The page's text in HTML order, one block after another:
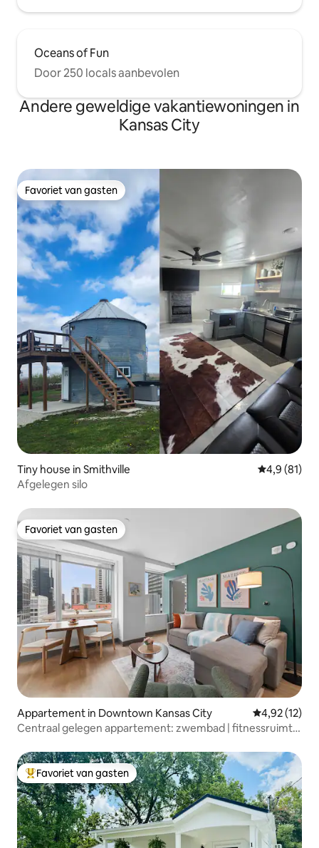
gebruiken om weer te geven op het tv-
Oceans of Fun
Door 250 locals aanbevolen
Andere geweldige vakantiewoningen in
Kansas City
Favoriet van gasten
Favoriet van gasten
Tiny house in Smithville
4,9 (81)
Afgelegen silo
Favoriet van gasten
Favoriet van gasten
Appartement in Downtown Kansas City Gemiddelde
4,92 (12)
Centraal gelegen appartement: zwembad | fitnessruimte
Topfavoriet van gasten
Favoriet van gasten